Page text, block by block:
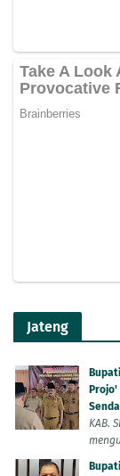
Jateng
Projo'
KAB.